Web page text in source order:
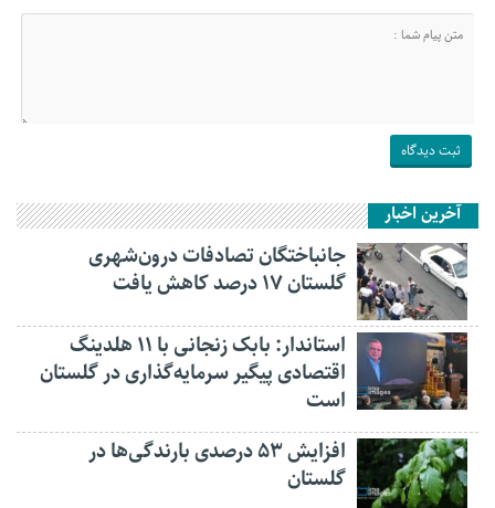
آخرین اخبار
جانباختگان تصادفات درون‌شهری
گلستان ۱۷ درصد کاهش یافت
استاندار: بابک زنجانی با ۱۱ هلدینگ
اقتصادی پیگیر سرمایه‌گذاری در گلستان
است
افزایش ۵۳ درصدی بارندگی‌ها در
گلستان